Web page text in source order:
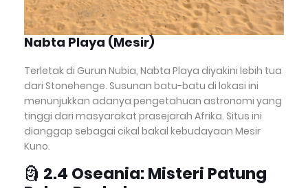
Nabta Playa (Mesir)
Terletak di Gurun Nubia, Nabta Playa diyakini lebih tua
dari Stonehenge. Susunan batu-batu di lokasi ini
menunjukkan adanya pengetahuan astronomi yang
tinggi dari masyarakat prasejarah Afrika. Situs ini
dianggap sebagai cikal bakal kebudayaan Mesir
Kuno.
🗿 2.4 Oseania: Misteri Patung